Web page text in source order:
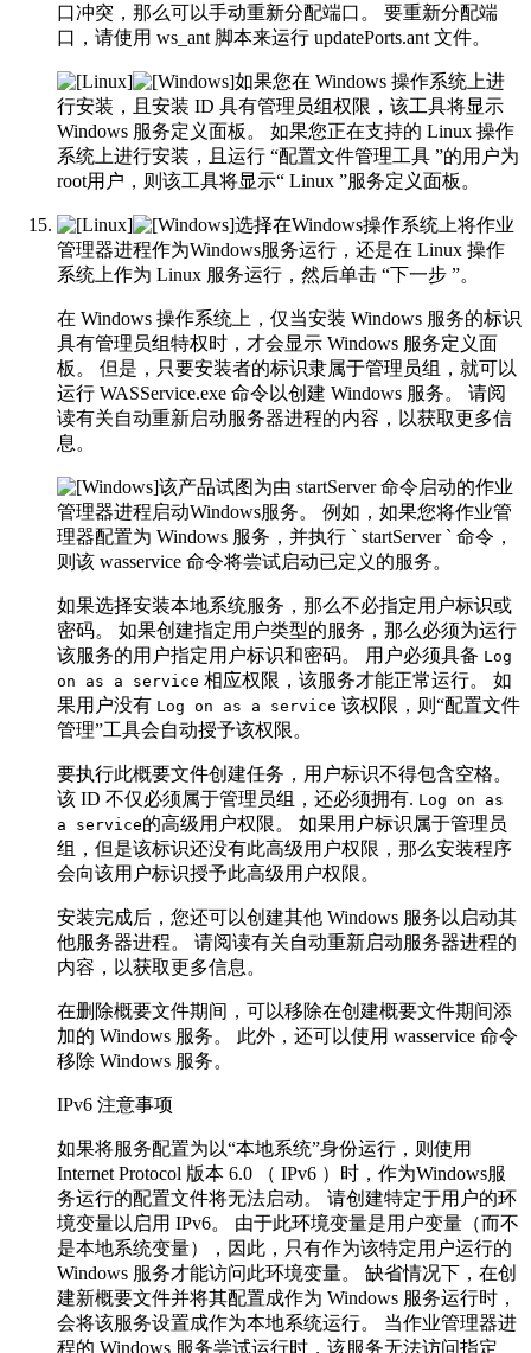
口冲突，那么可以手动重新分配端口。 要重新分配端
口，请使用 ws_ant 脚本来运行 updatePorts.ant 文件。
如果您在 Windows 操作系统上进
行安装，且安装 ID 具有管理员组权限，该工具将显示
Windows 服务定义面板。 如果您正在支持的 Linux 操作
系统上进行安装，且运行 “配置文件管理工具 ”的用户为
root用户，则该工具将显示“ Linux ”服务定义面板。
选择在Windows操作系统上将作业
管理器进程作为Windows服务运行，还是在 Linux 操作
系统上作为 Linux 服务运行，然后单击 “下一步 ”。
在 Windows 操作系统上，仅当安装 Windows 服务的标识
具有管理员组特权时，才会显示 Windows 服务定义面
板。 但是，只要安装者的标识隶属于管理员组，就可以
运行 WASService.exe 命令以创建 Windows 服务。 请阅
读有关自动重新启动服务器进程的内容，以获取更多信
息。
该产品试图为由 startServer 命令启动的作业
管理器进程启动Windows服务。 例如，如果您将作业管
理器配置为 Windows 服务，并执行 ` startServer ` 命令，
则该 wasservice 命令将尝试启动已定义的服务。
如果选择安装本地系统服务，那么不必指定用户标识或
密码。 如果创建指定用户类型的服务，那么必须为运行
该服务的用户指定用户标识和密码。 用户必须具备 Log
on as a service 相应权限，该服务才能正常运行。 如
果用户没有 Log on as a service 该权限，则“配置文件
管理”工具会自动授予该权限。
要执行此概要文件创建任务，用户标识不得包含空格。
该 ID 不仅必须属于管理员组，还必须拥有. Log on as
a service的高级用户权限。 如果用户标识属于管理员
组，但是该标识还没有此高级用户权限，那么安装程序
会向该用户标识授予此高级用户权限。
安装完成后，您还可以创建其他 Windows 服务以启动其
他服务器进程。 请阅读有关自动重新启动服务器进程的
内容，以获取更多信息。
在删除概要文件期间，可以移除在创建概要文件期间添
加的 Windows 服务。 此外，还可以使用 wasservice 命令
移除 Windows 服务。
IPv6 注意事项
如果将服务配置为以“本地系统”身份运行，则使用
Internet Protocol 版本 6.0 （ IPv6 ）时，作为Windows服
务运行的配置文件将无法启动。 请创建特定于用户的环
境变量以启用 IPv6。 由于此环境变量是用户变量（而不
是本地系统变量），因此，只有作为该特定用户运行的
Windows 服务才能访问此环境变量。 缺省情况下，在创
建新概要文件并将其配置成作为 Windows 服务运行时，
会将该服务设置成作为本地系统运行。 当作业管理器进
程的 Windows 服务尝试运行时，该服务无法访问指定